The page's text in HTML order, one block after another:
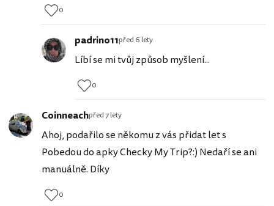
0
padrino11před 6 lety
Líbí se mi tvůj způsob myšlení...
0
Coinneachpřed 7 lety
Ahoj, podařilo se někomu z vás přidat let s
Pobedou do apky Checky My Trip?:) Nedaří se ani
manuálně. Díky
0